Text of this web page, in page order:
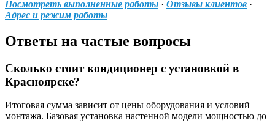
Посмотреть выполненные работы · Отзывы клиентов ·
Адрес и режим работы
Ответы на частые вопросы
Сколько стоит кондиционер с установкой в
Красноярске?
Итоговая сумма зависит от цены оборудования и условий
монтажа. Базовая установка настенной модели мощностью до